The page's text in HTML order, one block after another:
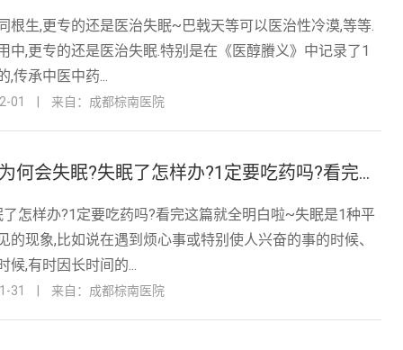
根生,更专的还是医治失眠~巴戟天等可以医治性冷漠,等等.
中,更专的还是医治失眠.特别是在《医醇賸义》中记录了1
,传承中医中药...
01 来自：成都棕南医院
为何会失眠?,为何会失眠?失眠了怎样办?1定要吃药吗?看完这篇就全明白啦~
怎样办?1定要吃药吗?看完这篇就全明白啦~失眠是1种平
的现象,比如说在遇到烦心事或特别使人兴奋的事的时候、
候,有时因长时间的...
31 来自：成都棕南医院